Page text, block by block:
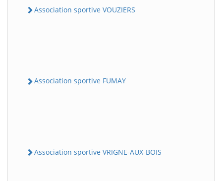
Association sportive VOUZIERS
Association sportive FUMAY
Association sportive VRIGNE-AUX-BOIS